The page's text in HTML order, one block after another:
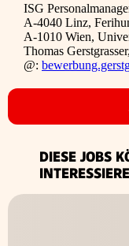
ISG
A-4040 Linz,
A-1010 Wien,
Thomas
@:
DIESE JOBS